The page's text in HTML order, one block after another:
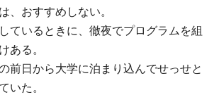
、おすすめしない。
ているときに、徹夜でプログラムを組
ある。
前日から大学に泊まり込んでせっせと
いた。